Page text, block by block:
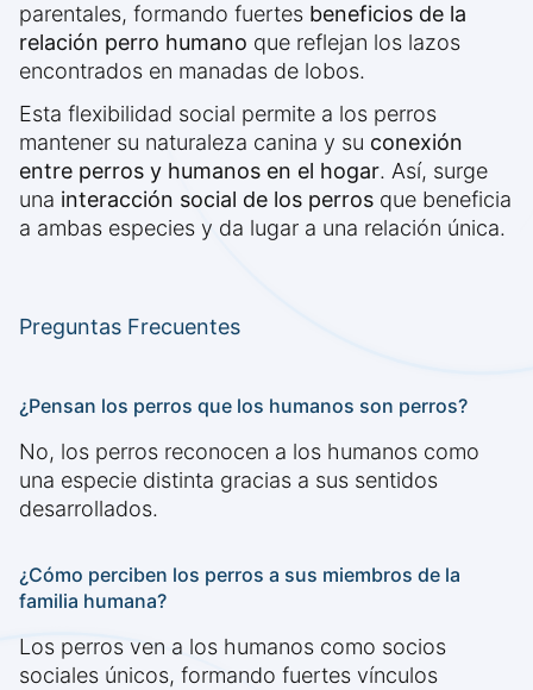
parentales, formando fuertes beneficios de la
relación perro humano que reflejan los lazos
encontrados en manadas de lobos.
Esta flexibilidad social permite a los perros
mantener su naturaleza canina y su conexión
entre perros y humanos en el hogar. Así, surge
una interacción social de los perros que beneficia
a ambas especies y da lugar a una relación única.
Preguntas Frecuentes
¿Pensan los perros que los humanos son perros?
No, los perros reconocen a los humanos como
una especie distinta gracias a sus sentidos
desarrollados.
¿Cómo perciben los perros a sus miembros de la
familia humana?
Los perros ven a los humanos como socios
sociales únicos, formando fuertes vínculos